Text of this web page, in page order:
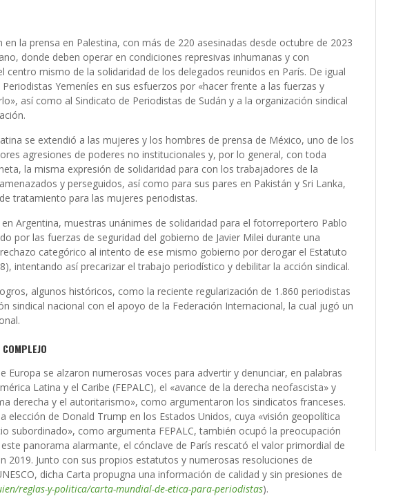
la prensa en Palestina, con más de 220 asesinadas desde octubre de 2023
donde deben operar en condiciones represivas inhumanas y con
centro mismo de la solidaridad de los delegados reunidos en París. De igual
Yemeníes en sus esfuerzos por «hacer frente a las fuerzas y
así como al Sindicato de Periodistas de Sudán y a la organización sindical
se extendió a las mujeres y los hombres de prensa de México, uno de los
agresiones de poderes no institucionales y, por lo general, con toda
la misma expresión de solidaridad para con los trabajadores de la
y perseguidos, así como para sus pares en Pakistán y Sri Lanka,
tratamiento para las mujeres periodistas.
Argentina, muestras unánimes de solidaridad para el fotorreportero Pablo
por las fuerzas de seguridad del gobierno de Javier Milei durante una
categórico al intento de ese mismo gobierno por derogar el Estatuto
intentando así precarizar el trabajo periodístico y debilitar la acción sindical.
algunos históricos, como la reciente regularización de 1.860 periodistas
sindical nacional con el apoyo de la Federación Internacional, la cual jugó un
Europa se alzaron numerosas voces para advertir y denunciar, en palabras
Latina y el Caribe (FEPALC), el «avance de la derecha neofascista» y
derecha y el autoritarismo», como argumentaron los sindicatos franceses.
elección de Donald Trump en los Estados Unidos, cuya «visión geopolítica
subordinado», como argumenta FEPALC, también ocupó la preocupación
panorama alarmante, el cónclave de París rescató el valor primordial de
2019. Junto con sus propios estatutos y numerosas resoluciones de
dicha Carta propugna una información de calidad y sin presiones de
reglas-y-politica/carta-mundial-de-etica-para-periodistas).